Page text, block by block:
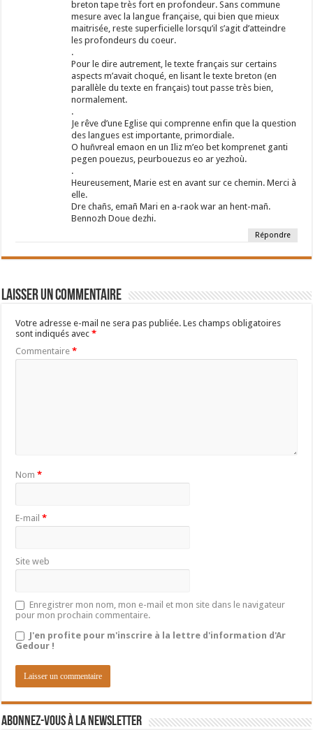
Tu as marché sur nos routes, guide-nous sur les chemins de la
paix. Amen.
breton tape très fort en profondeur. Sans commune
mesure avec la langue française, qui bien que mieux
maitrisée, reste superficielle lorsqu’il s’agit d’atteindre
les profondeurs du coeur.
.
Pour le dire autrement, le texte français sur certains
aspects m’avait choqué, en lisant le texte breton (en
parallèle du texte en français) tout passe très bien,
normalement.
.
Je rêve d’une Eglise qui comprenne enfin que la question
des langues est importante, primordiale.
O huñvreal emaon en un Iliz m’eo bet komprenet ganti
pegen pouezus, peurbouezus eo ar yezhoù.
.
Heureusement, Marie est en avant sur ce chemin. Merci à
elle.
Dre chañs, emañ Mari en a-raok war an hent-mañ.
Bennozh Doue dezhi.
Répondre
Laisser un commentaire
Votre adresse e-mail ne sera pas publiée. Les champs obligatoires
sont indiqués avec*
Commentaire*
Nom*
E-mail*
Site web
Enregistrer mon nom, mon e-mail et mon site dans le navigateur
pour mon prochain commentaire.
J'en profite pour m'inscrire à la lettre d'information d'Ar
Gedour !
Abonnez-vous à la newsletter